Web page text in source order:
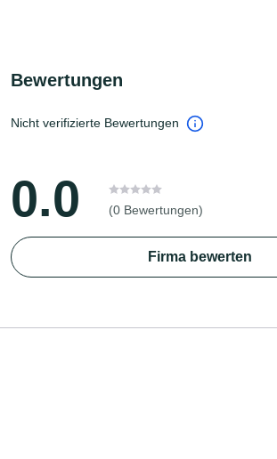
Bewertungen
Nicht verifizierte Bewertungen
0.0 (0 Bewertungen)
Firma bewerten